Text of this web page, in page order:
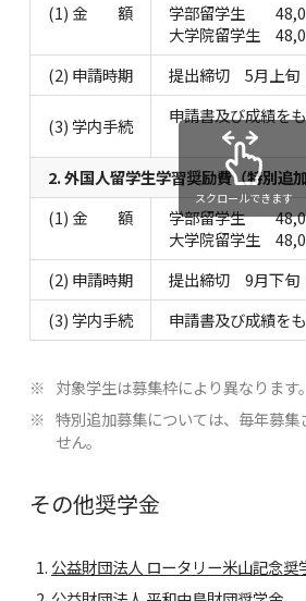
(1) 金 額
学部留学生
大学院留学生
(2) 申請時期
提出締切 5月上旬
(3) 学内手続 申請書及び成績を
2. 外国人留学生学習奨励費（特別追
(1) 金 額
学部留学生
大学院留学生
(2) 申請時期
提出締切 9月下旬
(3) 学内手続
申請書及び成績を
スクロールできます
対象学生は募集枠により異なります。
特別追加募集については、毎年募集
せん。
その他奨学金
公益財団法人 ロータリー米山記念奨